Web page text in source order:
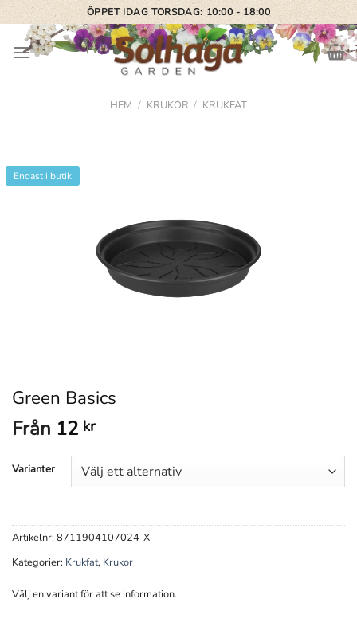
Skip
to
content
ÖPPET IDAG TORSDAG: 10:00 - 18:00
HEM / KRUKOR / KRUKFAT
Endast i butik
Green Basics
Från 12 kr
Varianter
Artikelnr: 8711904107024-X
Kategorier: Krukfat, Krukor
Välj en variant för att se information.